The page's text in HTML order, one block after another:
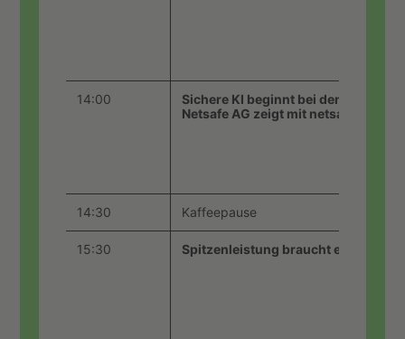
14:00
Sichere KI beginnt bei den Daten.
Netsafe AG zeigt mit netsafeAI,
14:30 Kaffeepause
15:30 Spitzenleistung braucht ein neues